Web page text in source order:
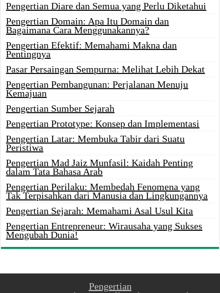
Pengertian Diare dan Semua yang Perlu Diketahui
Pengertian Domain: Apa Itu Domain dan
Bagaimana Cara Menggunakannya?
Pengertian Efektif: Memahami Makna dan
Pentingnya
Pasar Persaingan Sempurna: Melihat Lebih Dekat
Pengertian Pembangunan: Perjalanan Menuju
Kemajuan
Pengertian Sumber Sejarah
Pengertian Prototype: Konsep dan Implementasi
Pengertian Latar: Membuka Tabir dari Suatu
Peristiwa
Pengertian Mad Jaiz Munfasil: Kaidah Penting
dalam Tata Bahasa Arab
Pengertian Perilaku: Membedah Fenomena yang
Tak Terpisahkan dari Manusia dan Lingkungannya
Pengertian Sejarah: Memahami Asal Usul Kita
Pengertian Entrepreneur: Wirausaha yang Sukses
Mengubah Dunia!
Pengertian